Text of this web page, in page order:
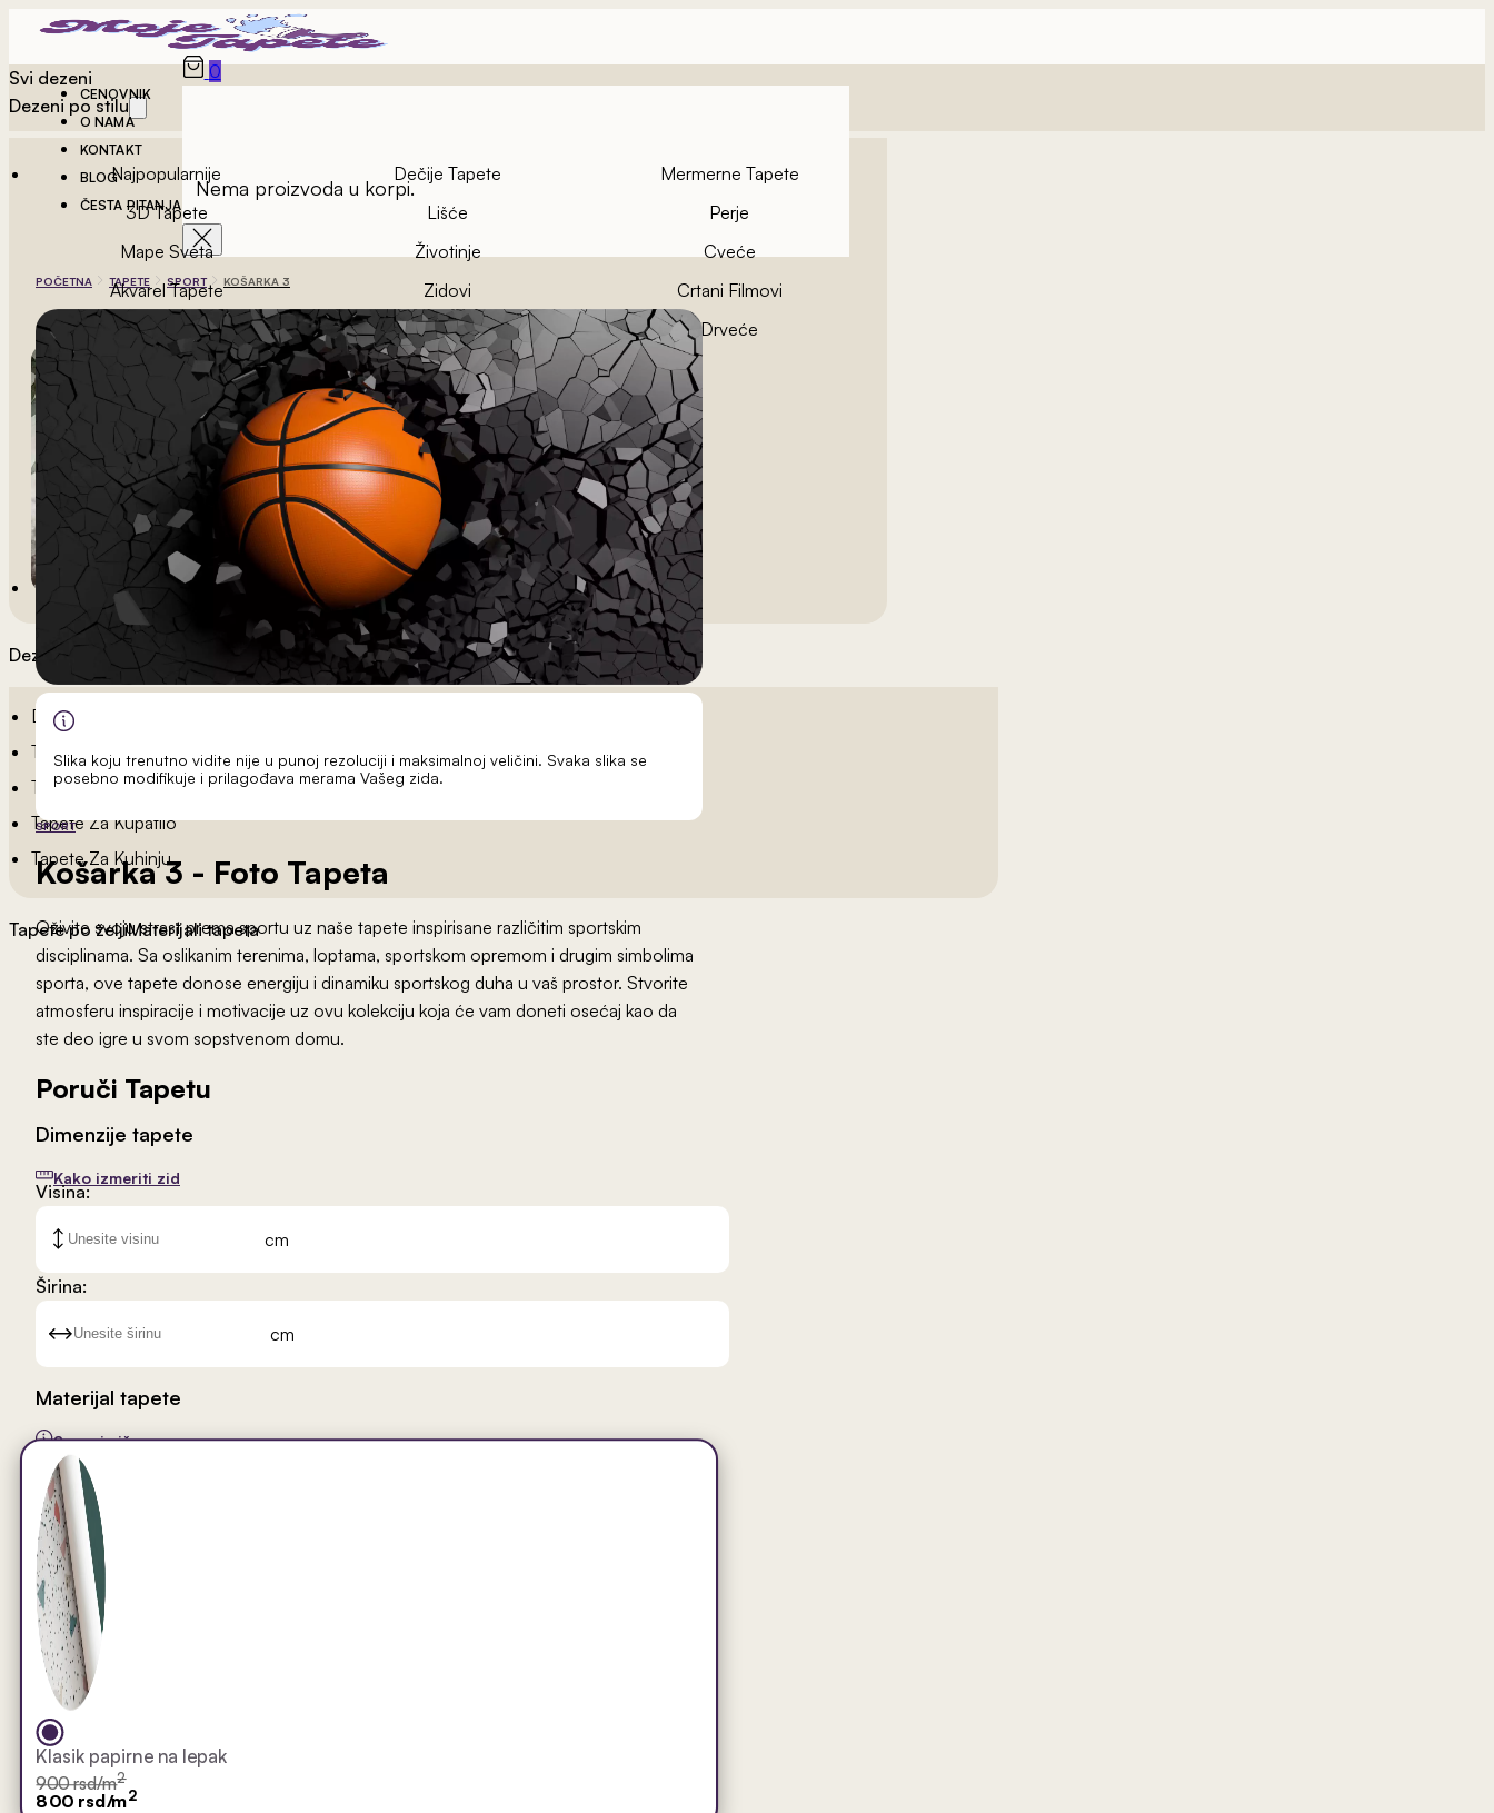
CENOVNIK
O NAMA
KONTAKT
BLOG
ČESTA PITANJA
0
Nema proizvoda u korpi.
Svi dezeni
Dezeni po stilu
Najpopularnije Dečije Tapete
Mermerne Tapete
3D Tapete
Lišće
Perje
Mape Sveta
Životinje
Cveće
Akvarel Tapete
Zidovi
Crtani Filmovi
Vintage Tapete
Geometrijske Tapete Drveće
Dezeni po sobama
Dečije Tapete
Tapete Spavaća Soba
Tapete Dnevna Soba
Tapete Za Kupatilo
Tapete Za Kuhinju
Tapete po željiMaterijali tapeta
POČETNA TAPETE SPORT KOŠARKA 3
Slika koju trenutno vidite nije u punoj rezoluciji i maksimalnoj veličini. Svaka slika se
posebno modifikuje i prilagođava merama Vašeg zida.
SPORT
Košarka 3 - Foto Tapeta
Oživite svoju strast prema sportu uz naše tapete inspirisane različitim sportskim
disciplinama. Sa oslikanim terenima, loptama, sportskom opremom i drugim simbolima
sporta, ove tapete donose energiju i dinamiku sportskog duha u vaš prostor. Stvorite
atmosferu inspiracije i motivacije uz ovu kolekciju koja će vam doneti osećaj kao da
ste deo igre u svom sopstvenom domu.
Poruči Tapetu
Dimenzije tapete
Kako izmeriti zid
Visina:
cm
Širina:
cm
Materijal tapete
Saznaj više
Klasik papirne na lepak
900 rsd/m2
800 rsd/m2